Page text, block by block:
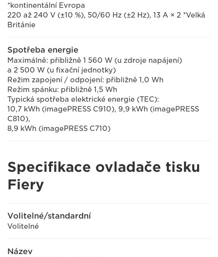
*kontinentální Evropa
220 až 240 V (±10 %), 50/60 Hz (±2 Hz), 13 A × 2 *Velká
Británie
Spotřeba energie
Maximálně: přibližně 1 560 W (u zdroje napájení)
a 2 500 W (u fixační jednotky)
Režim zapojení / odpojení: přibližně 1,0 Wh
Režim spánku: přibližně 1,5 Wh
Typická spotřeba elektrické energie (TEC):
10,7 kWh (imagePRESS C910), 9,9 kWh (imagePRESS
C810),
8,9 kWh (imagePRESS C710)
Specifikace ovladače tisku
Fiery
Volitelné/standardní
Volitelné
Název